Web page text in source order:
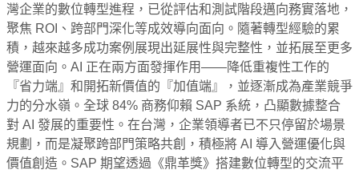
灣企業的數位轉型進程，已從評估和測試階段邁向務實落地，
聚焦 ROI、跨部門深化等成效導向面向。隨著轉型經驗的累
積，越來越多成功案例展現出延展性與完整性，並拓展至更多
營運面向。AI 正在兩方面發揮作用——降低重複性工作的
『省力端』和開拓新價值的『加值端』，並逐漸成為產業競爭
力的分水嶺。全球 84% 商務仰賴 SAP 系統，凸顯數據整合
對 AI 發展的重要性。在台灣，企業領導者已不只停留於場景
規劃，而是凝聚跨部門策略共創，積極將 AI 導入營運優化與
價值創造。SAP 期望透過《鼎革獎》搭建數位轉型的交流平